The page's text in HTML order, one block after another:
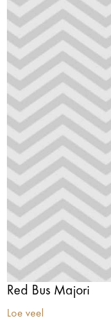
Red Bus Majori
Loe veel